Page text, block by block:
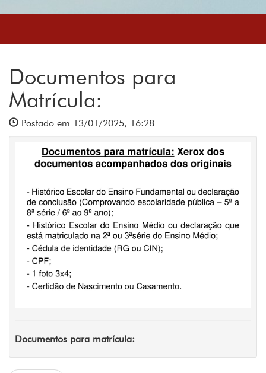
Documentos para
Matrícula:
Postado em 13/01/2025, 16:28
Documentos para matrícula: